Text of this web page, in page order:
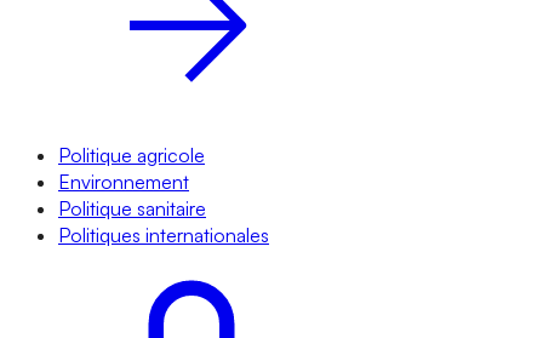
Politique agricole
Environnement
Politique sanitaire
Politiques internationales